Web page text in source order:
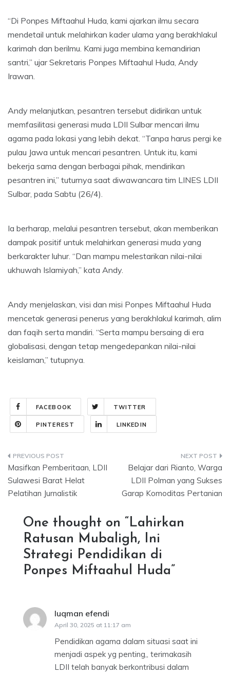
“Di Ponpes Miftaahul Huda, kami ajarkan ilmu secara
mendetail untuk melahirkan kader ulama yang berakhlakul
karimah dan berilmu. Kami juga membina kemandirian
santri,” ujar Sekretaris Ponpes Miftaahul Huda, Andy
Irawan.
Andy melanjutkan, pesantren tersebut didirikan untuk
memfasilitasi generasi muda LDII Sulbar mencari ilmu
agama pada lokasi yang lebih dekat. “Tanpa harus pergi ke
pulau Jawa untuk mencari pesantren. Untuk itu, kami
bekerja sama dengan berbagai pihak, mendirikan
pesantren ini,” tuturnya saat diwawancara tim LINES LDII
Sulbar, pada Sabtu (26/4).
Ia berharap, melalui pesantren tersebut, akan memberikan
dampak positif untuk melahirkan generasi muda yang
berkarakter luhur. “Dan mampu melestarikan nilai-nilai
ukhuwah Islamiyah,” kata Andy.
Andy menjelaskan, visi dan misi Ponpes Miftaahul Huda
mencetak generasi penerus yang berakhlakul karimah, alim
dan faqih serta mandiri. “Serta mampu bersaing di era
globalisasi, dengan tetap mengedepankan nilai-nilai
keislaman,” tutupnya.
FACEBOOK TWITTER
PINTEREST LINKEDIN
Post
navigation
Masifkan Pemberitaan, LDII
Sulawesi Barat Helat
Pelatihan Jurnalistik
Belajar dari Rianto, Warga
LDII Polman yang Sukses
Garap Komoditas Pertanian
One thought on “Lahirkan
Ratusan Mubaligh, Ini
Strategi Pendidikan di
Ponpes Miftaahul Huda”
luqman efendi
April 30, 2025 at 11:17 am
Pendidikan agama dalam situasi saat ini
menjadi aspek yg penting,, terimakasih
LDII telah banyak berkontribusi dalam